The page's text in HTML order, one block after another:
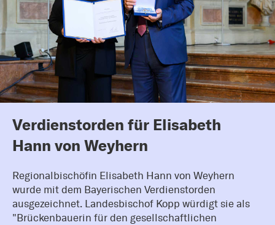
Verdienstorden für Elisabeth
Hann von Weyhern
Regionalbischöfin Elisabeth Hann von Weyhern
wurde mit dem Bayerischen Verdienstorden
ausgezeichnet. Landesbischof Kopp würdigt sie als
"Brückenbauerin für den gesellschaftlichen